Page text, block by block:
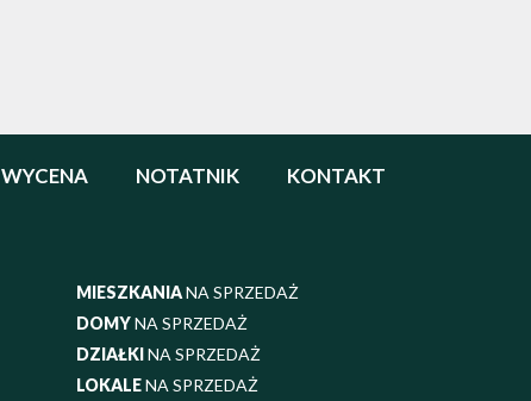
WYCENA NOTATNIK KONTAKT
MIESZKANIANA SPRZEDAŻ
DOMYNA SPRZEDAŻ
DZIAŁKINA SPRZEDAŻ
LOKALENA SPRZEDAŻ